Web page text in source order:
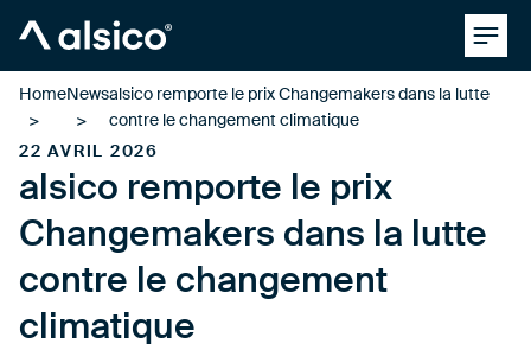
HomeNewsalsico remporte le prix Changemakers dans la lutte
contre le changement climatique
22 AVRIL 2026
alsico remporte le prix
Changemakers dans la lutte
contre le changement
climatique